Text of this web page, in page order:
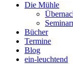
Die Mühle
Bücher
Termine
Blog
ein-leuchtend